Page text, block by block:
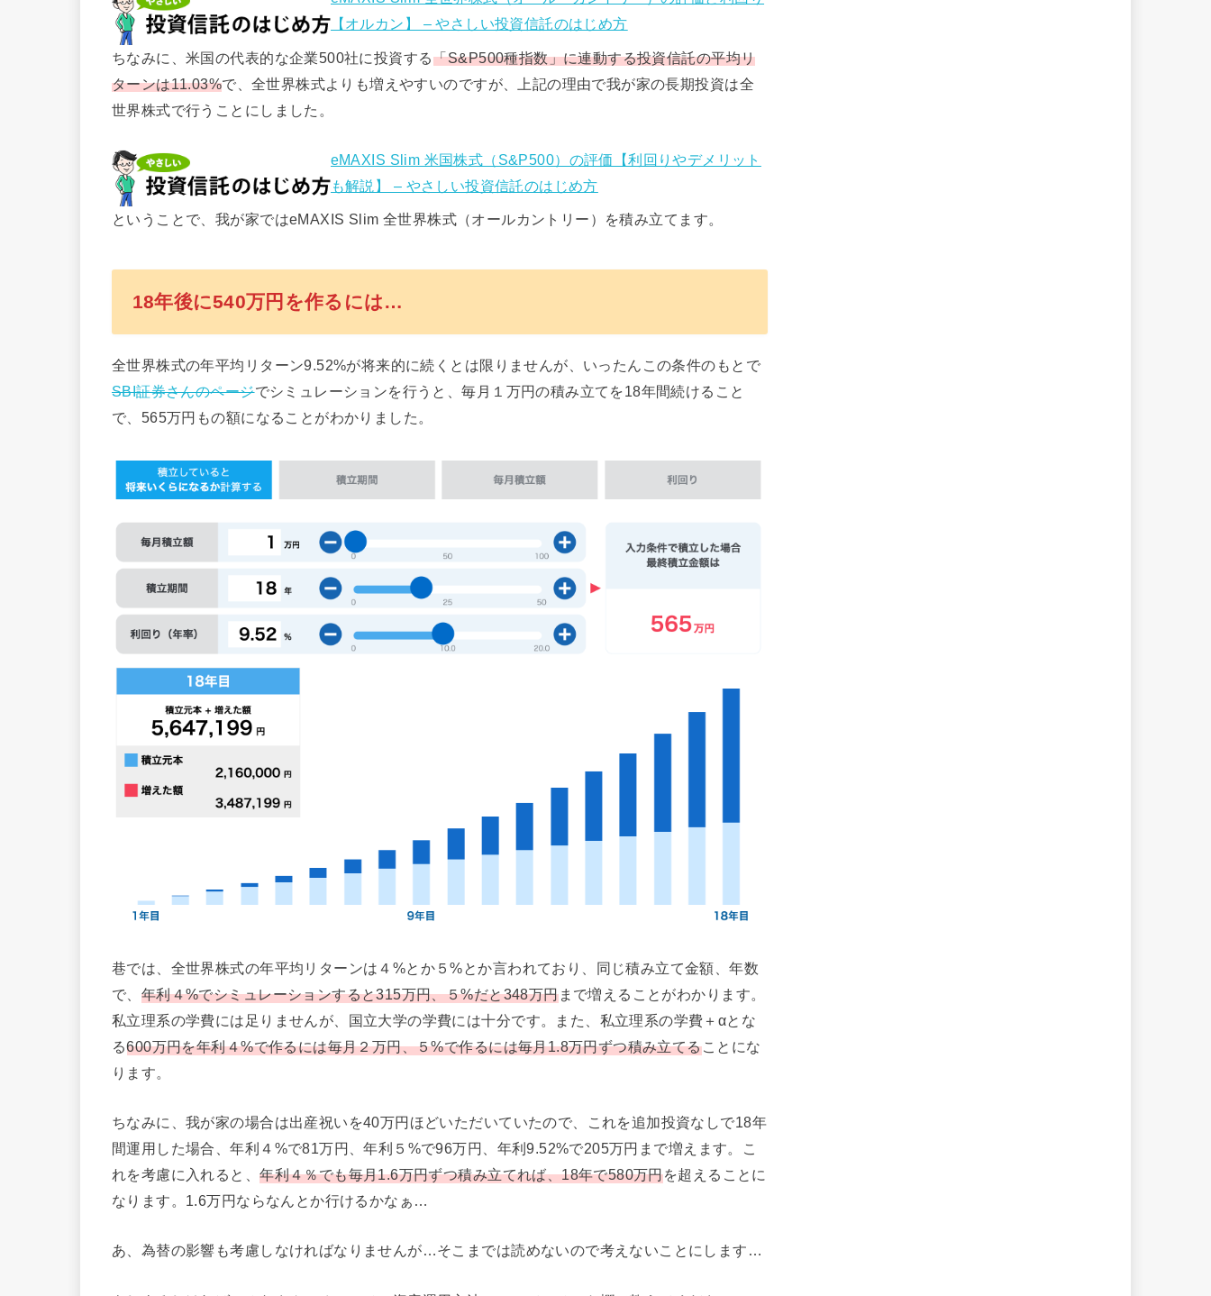
【オルカン】 – やさしい投資信託のはじめ方
ちなみに、米国の代表的な企業500社に投資する「S&P500種指数」に連動する投資信託の平均リ
ターンは11.03%で、全世界株式よりも増えやすいのですが、上記の理由で我が家の長期投資は全
世界株式で行うことにしました。
eMAXIS Slim 米国株式（S&P500）の評価【利回りやデメリット
も解説】 – やさしい投資信託のはじめ方
ということで、我が家ではeMAXIS Slim 全世界株式（オールカントリー）を積み立てます。
18年後に540万円を作るには…
全世界株式の年平均リターン9.52%が将来的に続くとは限りませんが、いったんこの条件のもとで
SBI証券さんのページでシミュレーションを行うと、毎月１万円の積み立てを18年間続けること
で、565万円もの額になることがわかりました。
巷では、全世界株式の年平均リターンは４%とか５%とか言われており、同じ積み立て金額、年数
で、 年利４%でシミュレーションすると315万円、５%だと348万円まで増えることがわかります。
私立理系の学費には足りませんが、国立大学の学費には十分です。また、私立理系の学費＋αとな
る600万円を年利４%で作るには毎月２万円、５%で作るには毎月1.8万円ずつ積み立てることにな
ります。
ちなみに、我が家の場合は出産祝いを40万円ほどいただいていたので、これを追加投資なしで18年
間運用した場合、年利４%で81万円、年利５%で96万円、年利9.52%で205万円まで増えます。こ
れを考慮に入れると、年利４％でも毎月1.6万円ずつ積み立てれば、18年で580万円を超えることに
なります。1.6万円ならなんとか行けるかなぁ…
あ、為替の影響も考慮しなければなりませんが…そこまでは読めないので考えないことにします…